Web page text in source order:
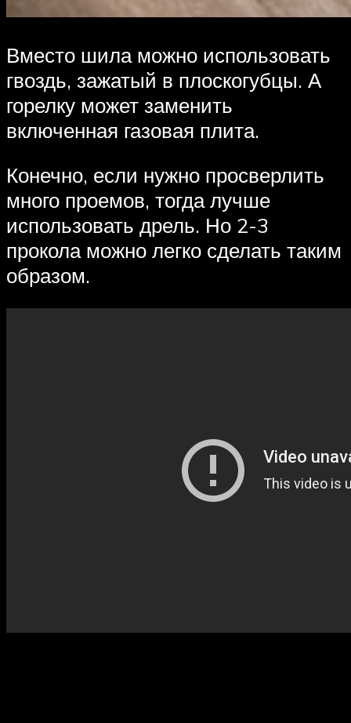
Вместо шила можно использовать
гвоздь, зажатый в плоскогубцы. А
горелку может заменить
включенная газовая плита.
Конечно, если нужно просверлить
много проемов, тогда лучше
использовать дрель. Но 2-3
прокола можно легко сделать таким
образом.